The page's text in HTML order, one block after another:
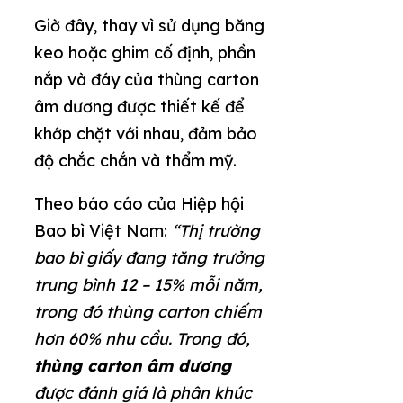
Giờ đây, thay vì sử dụng băng
keo hoặc ghim cố định, phần
nắp và đáy của thùng carton
âm dương được thiết kế để
khớp chặt với nhau, đảm bảo
độ chắc chắn và thẩm mỹ.
Theo báo cáo của Hiệp hội
Bao bì Việt Nam: “Thị trường
bao bì giấy đang tăng trưởng
trung bình 12 – 15% mỗi năm,
trong đó thùng carton chiếm
hơn 60% nhu cầu. Trong đó,
thùng carton âm dương
được đánh giá là phân khúc